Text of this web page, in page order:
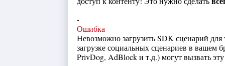
-
Ошибка
Невозможно загрузить SDK сценарий
загрузке социальных сценариев в вашем
PrivDog, AdBlock и т.д.) могут вызвать